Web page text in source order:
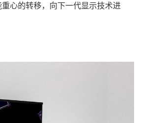
心的转移，向下一代显示技术进